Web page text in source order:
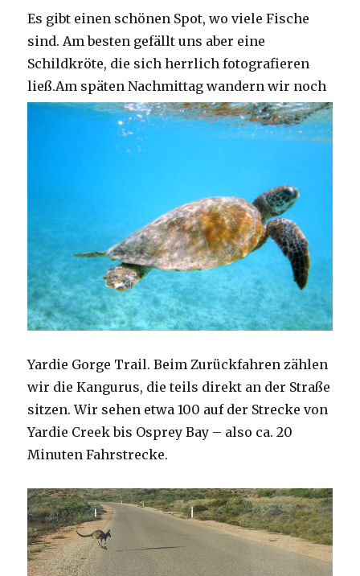
Es gibt einen schönen Spot, wo viele Fische
sind. Am besten gefällt uns aber eine
Schildkröte, die sich herrlich fotografieren
ließ.Am späten Nachmittag wandern wir noch
Yardie Gorge Trail. Beim Zurückfahren zählen
wir die Kangurus, die teils direkt an der Straße
sitzen. Wir sehen etwa 100 auf der Strecke von
Yardie Creek bis Osprey Bay – also ca. 20
Minuten Fahrstrecke.